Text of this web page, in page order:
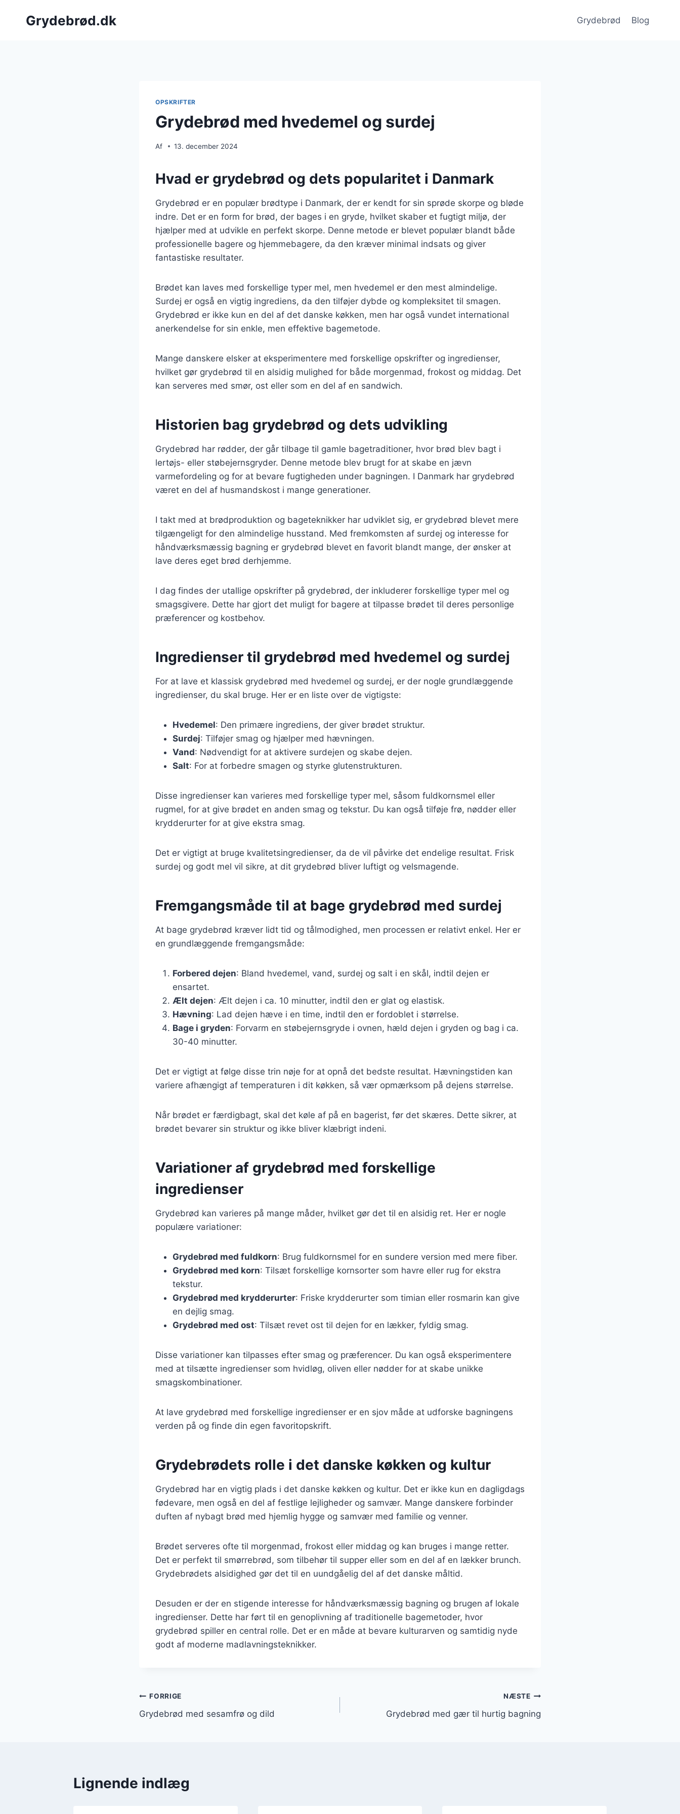
Grydebrød.dk Grydebrød Blog
OPSKRIFTER
Grydebrød med hvedemel og surdej
Af 13. december 2024
Hvad er grydebrød og dets popularitet i Danmark
Grydebrød er en populær brødtype i Danmark, der er kendt for sin sprøde skorpe og bløde
indre. Det er en form for brød, der bages i en gryde, hvilket skaber et fugtigt miljø, der
hjælper med at udvikle en perfekt skorpe. Denne metode er blevet populær blandt både
professionelle bagere og hjemmebagere, da den kræver minimal indsats og giver
fantastiske resultater.
Brødet kan laves med forskellige typer mel, men hvedemel er den mest almindelige.
Surdej er også en vigtig ingrediens, da den tilføjer dybde og kompleksitet til smagen.
Grydebrød er ikke kun en del af det danske køkken, men har også vundet international
anerkendelse for sin enkle, men effektive bagemetode.
Mange danskere elsker at eksperimentere med forskellige opskrifter og ingredienser,
hvilket gør grydebrød til en alsidig mulighed for både morgenmad, frokost og middag. Det
kan serveres med smør, ost eller som en del af en sandwich.
Historien bag grydebrød og dets udvikling
Grydebrød har rødder, der går tilbage til gamle bagetraditioner, hvor brød blev bagt i
lertøjs- eller støbejernsgryder. Denne metode blev brugt for at skabe en jævn
varmefordeling og for at bevare fugtigheden under bagningen. I Danmark har grydebrød
været en del af husmandskost i mange generationer.
I takt med at brødproduktion og bageteknikker har udviklet sig, er grydebrød blevet mere
tilgængeligt for den almindelige husstand. Med fremkomsten af surdej og interesse for
håndværksmæssig bagning er grydebrød blevet en favorit blandt mange, der ønsker at
lave deres eget brød derhjemme.
I dag findes der utallige opskrifter på grydebrød, der inkluderer forskellige typer mel og
smagsgivere. Dette har gjort det muligt for bagere at tilpasse brødet til deres personlige
præferencer og kostbehov.
Ingredienser til grydebrød med hvedemel og surdej
For at lave et klassisk grydebrød med hvedemel og surdej, er der nogle grundlæggende
ingredienser, du skal bruge. Her er en liste over de vigtigste:
Hvedemel: Den primære ingrediens, der giver brødet struktur.
Surdej: Tilføjer smag og hjælper med hævningen.
Vand: Nødvendigt for at aktivere surdejen og skabe dejen.
Salt: For at forbedre smagen og styrke glutenstrukturen.
Disse ingredienser kan varieres med forskellige typer mel, såsom fuldkornsmel eller
rugmel, for at give brødet en anden smag og tekstur. Du kan også tilføje frø, nødder eller
krydderurter for at give ekstra smag.
Det er vigtigt at bruge kvalitetsingredienser, da de vil påvirke det endelige resultat. Frisk
surdej og godt mel vil sikre, at dit grydebrød bliver luftigt og velsmagende.
Fremgangsmåde til at bage grydebrød med surdej
At bage grydebrød kræver lidt tid og tålmodighed, men processen er relativt enkel. Her er
en grundlæggende fremgangsmåde:
Forbered dejen: Bland hvedemel, vand, surdej og salt i en skål, indtil dejen er
ensartet.
Ælt dejen: Ælt dejen i ca. 10 minutter, indtil den er glat og elastisk.
Hævning: Lad dejen hæve i en time, indtil den er fordoblet i størrelse.
Bage i gryden: Forvarm en støbejernsgryde i ovnen, hæld dejen i gryden og bag i ca.
30-40 minutter.
Det er vigtigt at følge disse trin nøje for at opnå det bedste resultat. Hævningstiden kan
variere afhængigt af temperaturen i dit køkken, så vær opmærksom på dejens størrelse.
Når brødet er færdigbagt, skal det køle af på en bagerist, før det skæres. Dette sikrer, at
brødet bevarer sin struktur og ikke bliver klæbrigt indeni.
Variationer af grydebrød med forskellige
ingredienser
Grydebrød kan varieres på mange måder, hvilket gør det til en alsidig ret. Her er nogle
populære variationer:
Grydebrød med fuldkorn: Brug fuldkornsmel for en sundere version med mere fiber.
Grydebrød med korn: Tilsæt forskellige kornsorter som havre eller rug for ekstra
tekstur.
Grydebrød med krydderurter: Friske krydderurter som timian eller rosmarin kan give
en dejlig smag.
Grydebrød med ost: Tilsæt revet ost til dejen for en lækker, fyldig smag.
Disse variationer kan tilpasses efter smag og præferencer. Du kan også eksperimentere
med at tilsætte ingredienser som hvidløg, oliven eller nødder for at skabe unikke
smagskombinationer.
At lave grydebrød med forskellige ingredienser er en sjov måde at udforske bagningens
verden på og finde din egen favoritopskrift.
Grydebrødets rolle i det danske køkken og kultur
Grydebrød har en vigtig plads i det danske køkken og kultur. Det er ikke kun en dagligdags
fødevare, men også en del af festlige lejligheder og samvær. Mange danskere forbinder
duften af nybagt brød med hjemlig hygge og samvær med familie og venner.
Brødet serveres ofte til morgenmad, frokost eller middag og kan bruges i mange retter.
Det er perfekt til smørrebrød, som tilbehør til supper eller som en del af en lækker brunch.
Grydebrødets alsidighed gør det til en uundgåelig del af det danske måltid.
Desuden er der en stigende interesse for håndværksmæssig bagning og brugen af lokale
ingredienser. Dette har ført til en genoplivning af traditionelle bagemetoder, hvor
grydebrød spiller en central rolle. Det er en måde at bevare kulturarven og samtidig nyde
godt af moderne madlavningsteknikker.
Indlægsnavigation
FORRIGE
Grydebrød med sesamfrø og dild
NÆSTE
Grydebrød med gær til hurtig bagning
Lignende indlæg